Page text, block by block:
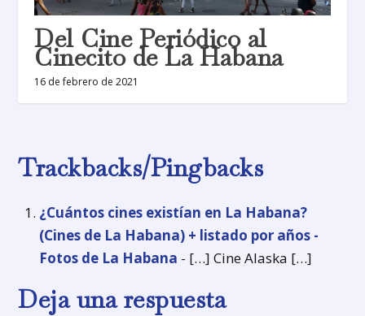
Del Cine Periódico al
Cinecito de La Habana
16 de febrero de 2021
Trackbacks/Pingbacks
¿Cuántos cines existían en La Habana?
(Cines de La Habana) + listado por años -
Fotos de La Habana - […] Cine Alaska […]
Deja una respuesta